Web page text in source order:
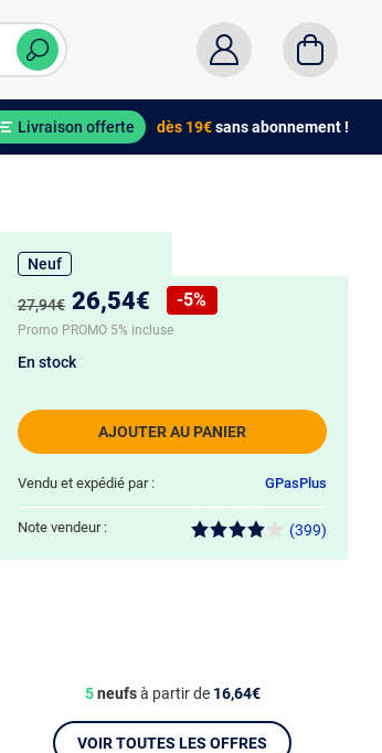
Livraison offerte dès 19€sans abonnement !
Neuf
Ancien prix :
27,94€ Nouveau prix :
26,54€
Réduction de :
-5%
Promo PROMO 5% incluse
AJOUTER AU PANIER
En stock
Vendu et expédié par : GPasPlus
Note vendeur : (399)
5neufsà partir de 16,64€
VOIR TOUTES LES OFFRES